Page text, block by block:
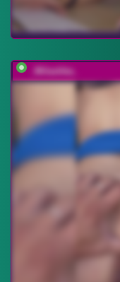
_Milashka_